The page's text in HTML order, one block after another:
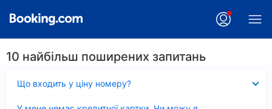
10 найбільш поширених запитань
Що входить у ціну номеру?